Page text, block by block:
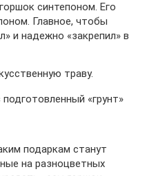
синтепоном. Его
Главное, чтобы
и надежно «закрепил» в
траву.
«грунт»
подаркам станут
на разноцветных